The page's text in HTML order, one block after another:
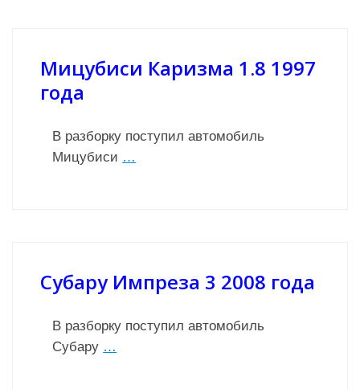
Мицубиси Каризма 1.8 1997
года
В разборку поступил автомобиль
Мицубиси …
Субару Импреза 3 2008 года
В разборку поступил автомобиль
Субару …